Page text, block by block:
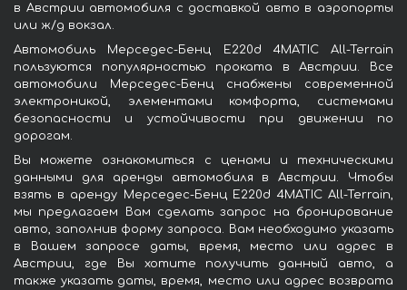
в Австрии автомобиля с доставкой авто в аэропорты
или ж/д вокзал.
Автомобиль Мерседес-Бенц E220d 4MATIC All-Terrain
пользуются популярностью проката в Австрии. Все
автомобили Мерседес-Бенц снабжены современной
электроникой, элементами комфорта, системами
безопасности и устойчивости при движении по
дорогам.
Вы можете ознакомиться с ценами и техническими
данными для аренды автомобиля в Австрии. Чтобы
взять в аренду Мерседес-Бенц E220d 4MATIC All-Terrain,
мы предлагаем Вам сделать запрос на бронирование
авто, заполнив форму запроса. Вам необходимо указать
в Вашем запросе даты, время, место или адрес в
Австрии, где Вы хотите получить данный авто, а
также указать даты, время, место или адрес возврата